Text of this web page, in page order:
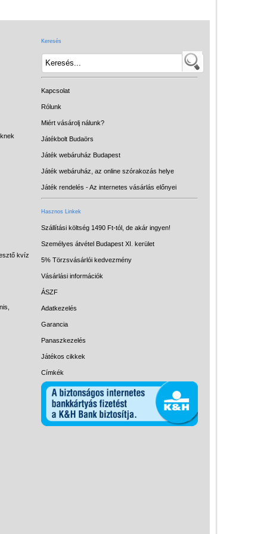
kvíz
Keresés
Kapcsolat
Rólunk
Miért vásárolj nálunk?
Játékbolt Budaörs
Játék webáruház Budapest
Játék webáruház, az online szórakozás helye
Játék rendelés - Az internetes vásárlás előnyei
Hasznos Linkek
Szállítási költség 1490 Ft-tól, de akár ingyen!
Személyes átvétel Budapest XI. kerület
5% Törzsvásárlói kedvezmény
Vásárlási információk
ÁSZF
Adatkezelés
Garancia
Panaszkezelés
Játékos cikkek
Címkék
Intelligens gyurma
Licenszes TOP
gyerekajándékok
LOGICO
LÜK
Papírszínház
Pixelhobby